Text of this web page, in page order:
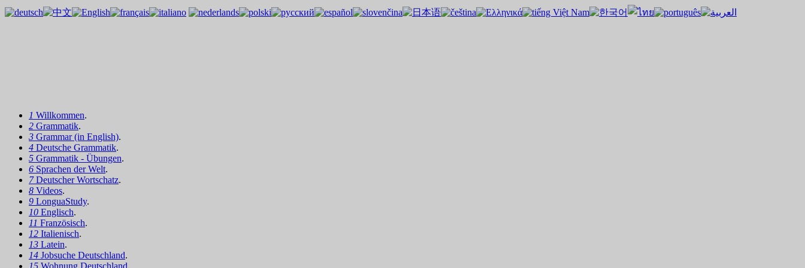
1 Willkommen.
2 Grammatik.
3 Grammar (in English).
4 Deutsche Grammatik.
5 Grammatik - Übungen.
6 Sprachen der Welt.
7Deutscher Wortschatz.
8 Videos.
9 LonguaStudy.
10 Englisch.
11 Französisch.
12 Italienisch.
13 Latein.
14 Jobsuche Deutschland.
15 Wohnung Deutschland.